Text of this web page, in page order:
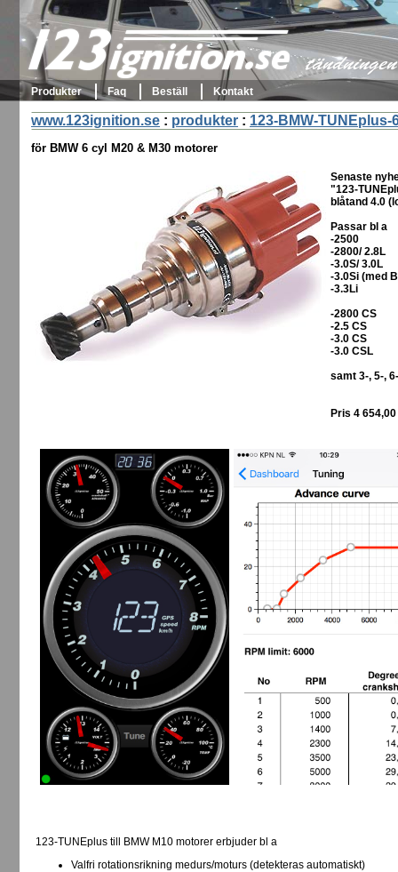
123ignition.se
Produkter Faq Beställ Kontakt
www.123ignition.se : produkter : 123-BMW-TUNEplus-
för BMW 6 cyl M20 & M30 motorer
Senaste
"123-
blåtand 4.0
Passar bl a
-2500
-2800/ 2.8L
-3.0S/ 3.0L
-3.0Si (med
-3.3Li
-2800 CS
-2.5 CS
-3.0 CS
-3.0 CSL
samt 3-, 5-,
Pris 4
123-TUNEplus till BMW M10 motorer erbjuder bl a
Valfri rotationsrikning medurs/moturs (detekteras automatiskt)